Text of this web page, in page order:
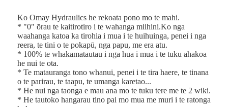
Ko Omay Hydraulics he rekoata pono mo te mahi.
* "0" ōrau te kaitirotiro i te wahanga miihini.Ko nga
waahanga katoa ka tirohia i mua i te huihuinga, penei i nga
reera, te tini o te pokapū, nga papu, me era atu.
* 100% te whakamatautau i nga hua i mua i te tuku ahakoa
he nui te ota.
* Te matauranga tono whanui, penei i te tira haere, te tinana
o te parirau, te taapu, te umanga karetao...
* He nui nga taonga e mau ana mo te tuku tere me te 2 wiki.
* He tautoko hangarau tino pai mo mua me muri i te ratonga